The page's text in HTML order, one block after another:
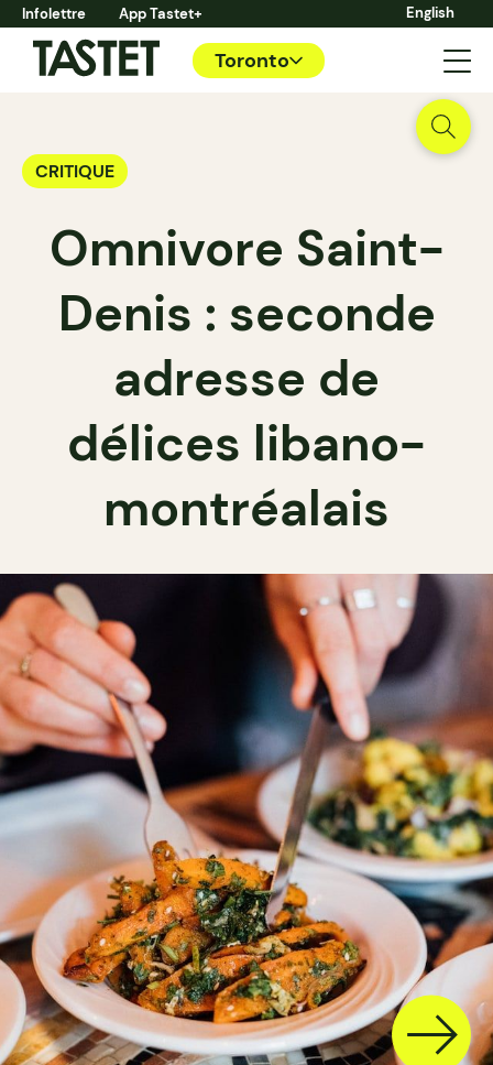
Infolettre App Tastet+ English
Toronto
CRITIQUE
Omnivore Saint-
Denis : seconde
adresse de
délices libano-
montréalais